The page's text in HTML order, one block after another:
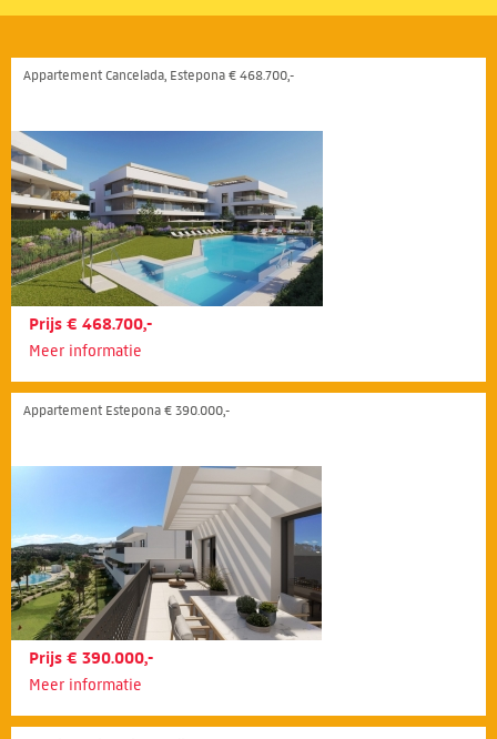
Appartement Cancelada, Estepona € 468.700,-
Prijs € 468.700,-
Meer informatie
Appartement Estepona € 390.000,-
Prijs € 390.000,-
Meer informatie